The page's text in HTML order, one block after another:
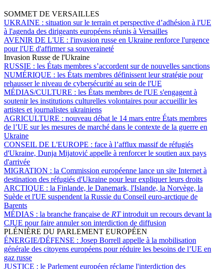
SOMMET DE VERSAILLES
UKRAINE : situation sur le terrain et perspective d’adhésion à l'UE
à l'agenda des dirigeants européens réunis à Versailles
AVENIR DE L'UE : l'invasion russe en Ukraine renforce l'urgence
pour l'UE d'affirmer sa souveraineté
Invasion Russe de l'Ukraine
RUSSIE : les États membres s’accordent sur de nouvelles sanctions
NUMÉRIQUE : les États membres définissent leur stratégie pour
rehausser le niveau de cybersécurité au sein de l'UE
MÉDIAS/CULTURE : les États membres de l'UE s'engagent à
soutenir les institutions culturelles volontaires pour accueillir les
artistes et journalistes ukrainiens
AGRICULTURE : nouveau débat le 14 mars entre États membres
de l’UE sur les mesures de marché dans le contexte de la guerre en
Ukraine
CONSEIL DE L'EUROPE : face à l’afflux massif de réfugiés
d'Ukraine, Dunja Mijatović appelle à renforcer le soutien aux pays
d'arrivée
MIGRATION : la Commission européenne lance un site Internet à
destination des réfugiés d'Ukraine pour leur expliquer leurs droits
ARCTIQUE : la Finlande, le Danemark, l'Islande, la Norvège, la
Suède et l'UE suspendent la Russie du Conseil euro-arctique de
Barents
MÉDIAS : la branche française de RTintroduit un recours devant la
CJUE pour faire annuler son interdiction de diffusion
PLÉNIÈRE DU PARLEMENT EUROPÉEN
ÉNERGIE/DÉFENSE : Josep Borrell appelle à la mobilisation
générale des citoyens européens pour réduire les besoins de l’UE en
gaz russe
JUSTICE : le Parlement européen réclame l'interdiction des